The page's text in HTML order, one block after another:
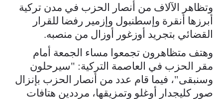
وتظاهر الآلاف من أنصار الحزب في مدن تركية
أبرزها أنقرة وإسطنبول وإزمير رفضا للقرار
القضائي بتجريد أوزغور أوزال من منصبه.
وهتف متظاهرون تجمعوا مساء الجمعة أمام
مقر الحزب في العاصمة التركية: "سيرحلون
وسنبقى"، فيما قام عدد من أنصار الحزب بإنزال
صور كليجدار أوغلو وتمزيقها، مرددين هتافات